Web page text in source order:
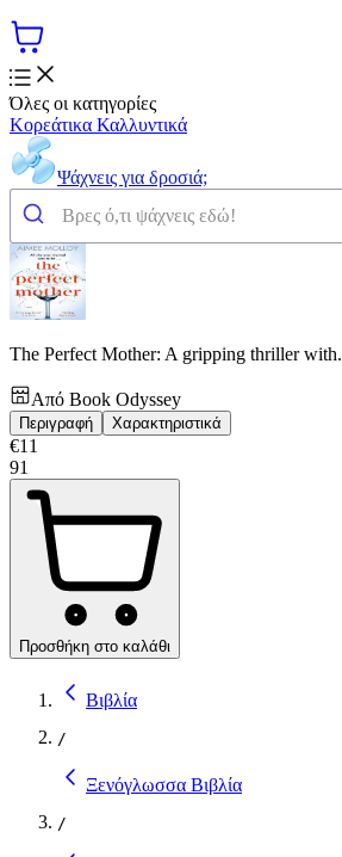
Όλες οι κατηγορίες
Κορεάτικα Καλλυντικά
Ψάχνεις για δροσιά;
The Perfect Mother: A gripping thriller
Από Book Odyssey
Περιγραφή Χαρακτηριστικά
€11
91
Προσθήκη στο καλάθι
Βιβλία
/
Ξενόγλωσσα Βιβλία
/